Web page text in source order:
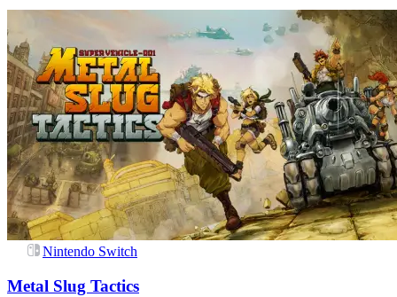
Nintendo Switch
Metal Slug Tactics